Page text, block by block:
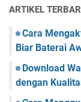
ARTIKEL
Cara
Biar Baterai
Download
dengan